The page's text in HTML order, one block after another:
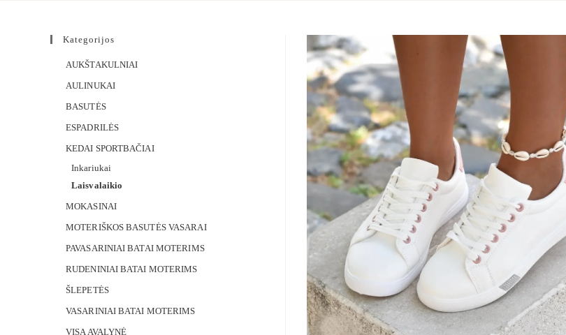
Kategorijos
AUKŠTAKULNIAI
AULINUKAI
BASUTĖS
ESPADRILĖS
KEDAI SPORTBAČIAI
Inkariukai
Laisvalaikio
MOKASINAI
MOTERIŠKOS BASUTĖS VASARAI
PAVASARINIAI BATAI MOTERIMS
RUDENINIAI BATAI MOTERIMS
ŠLEPETĖS
VASARINIAI BATAI MOTERIMS
VISA AVALYNĖ